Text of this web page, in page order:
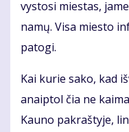
vystosi miestas,
namų. Visa miesto
patogi.
Kai kurie sako, kad
anaiptol čia ne
Kauno pakraštyje,